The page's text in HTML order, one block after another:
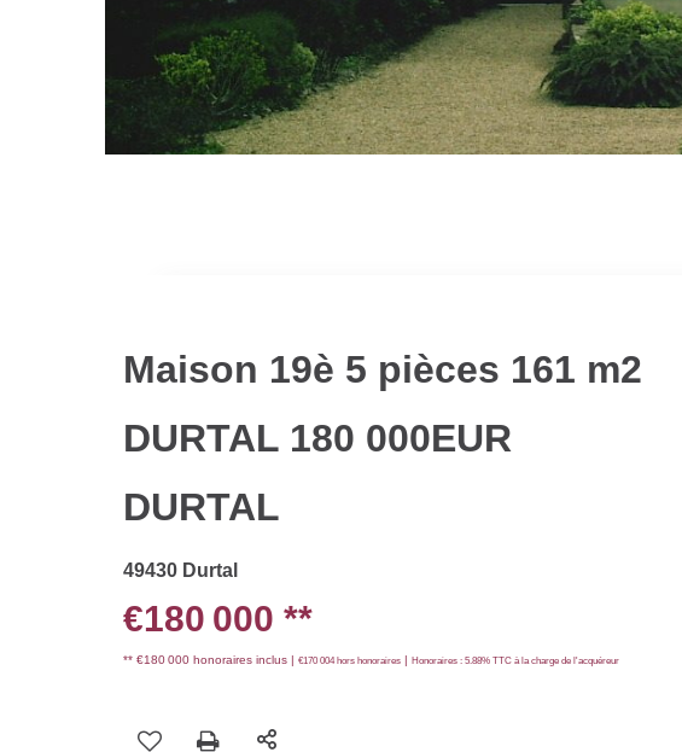
Maison 19è 5 pièces 161 m2
DURTAL 180 000EUR
DURTAL
49430 Durtal
€180 000 **
** €180 000 honoraires inclus | €170 004 hors honoraires | Honoraires : 5.88% TTC à la charge de l'acquéreur